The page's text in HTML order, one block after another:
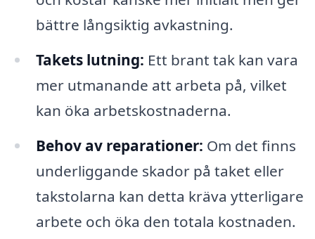
bättre långsiktig avkastning.
Takets lutning: Ett brant tak kan vara
mer utmanande att arbeta på, vilket
kan öka arbetskostnaderna.
Behov av reparationer: Om det finns
underliggande skador på taket eller
takstolarna kan detta kräva ytterligare
arbete och öka den totala kostnaden.